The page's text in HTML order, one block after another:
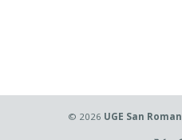
© 2026 UGE San Roman